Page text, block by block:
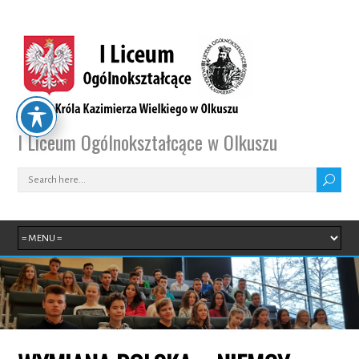
I Liceum Ogólnokształcące w Olkuszu